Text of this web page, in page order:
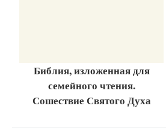
Библия, изложенная для
семейного чтения.
Сошествие Святого Духа